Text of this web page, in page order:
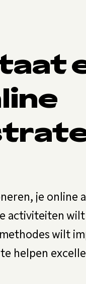
je online
activiteiten
wilt
helpen